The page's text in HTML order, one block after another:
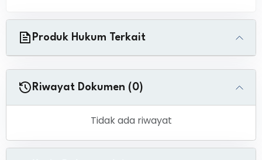
Produk Hukum Terkait
Riwayat Dokumen (0)
Tidak ada riwayat